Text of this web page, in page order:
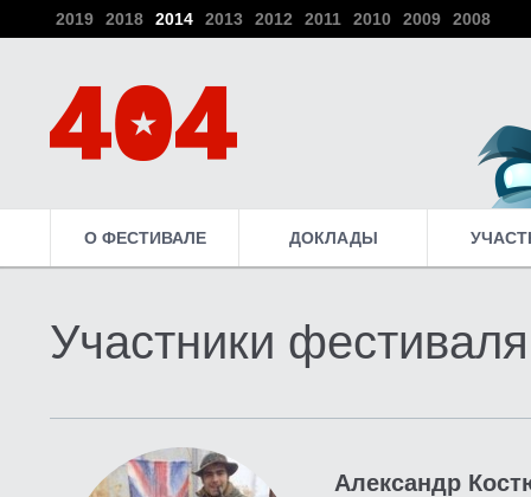
2019 2018 2014 2013 2012 2011 2010 2009 2008
О ФЕСТИВАЛЕ ДОКЛАДЫ
Участники фестиваля
Александр